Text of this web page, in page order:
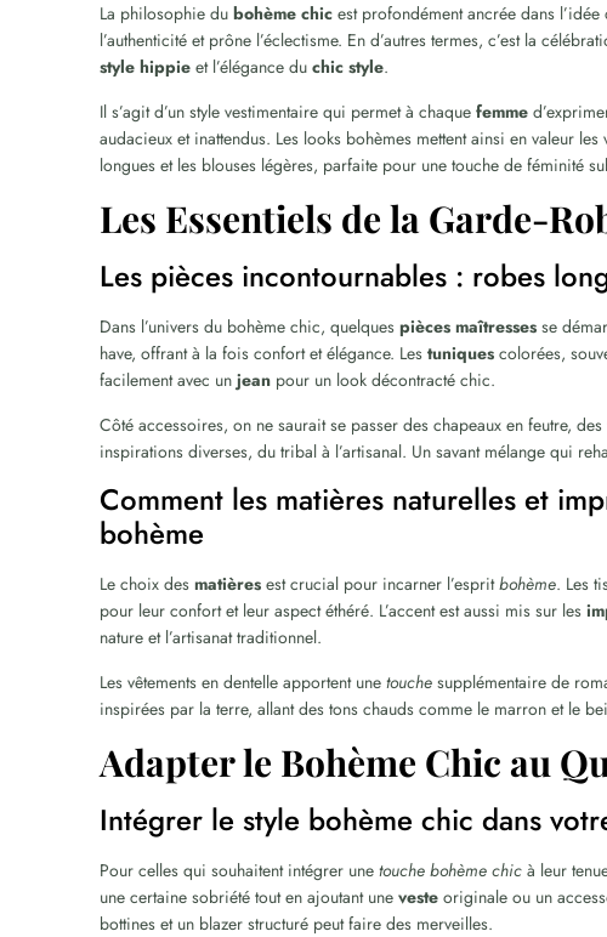
La philosophie dubohème chic est profondément ancrée dans
l’authenticité et prône l’éclectisme. En d’autres termes, c’est la
style hippie et l’élégance duchic style.
Il s’agit d’un style vestimentaire qui permet à chaquefemme
audacieux et inattendus. Les looks bohèmes mettent ainsi en valeur
longues et les blouses légères, parfaite pour une touche de féminité
Les Essentiels de la Garde-
Les pièces incontournables : robes
Dans l’univers du bohème chic, quelquespièces maîtresses se
have, offrant à la fois confort et élégance. Lestuniques colorées,
facilement avec unjean pour un look décontracté chic.
Côté accessoires, on ne saurait se passer des chapeaux en feutre,
inspirations diverses, du tribal à l’artisanal. Un savant mélange qui
Comment les matières naturelles et
bohème
Le choix desmatières est crucial pour incarner l’espritbohème. Les
pour leur confort et leur aspect éthéré. L’accent est aussi mis sur les
nature et l’artisanat traditionnel.
Les vêtements en dentelle apportent unetouche supplémentaire de
inspirées par la terre, allant des tons chauds comme le marron et le
Adapter le Bohème Chic au
Intégrer le style bohème chic dans
Pour celles qui souhaitent intégrer unetouche bohème chic à leur
une certaine sobriété tout en ajoutant uneveste originale ou un
bottines et un blazer structuré peut faire des merveilles.